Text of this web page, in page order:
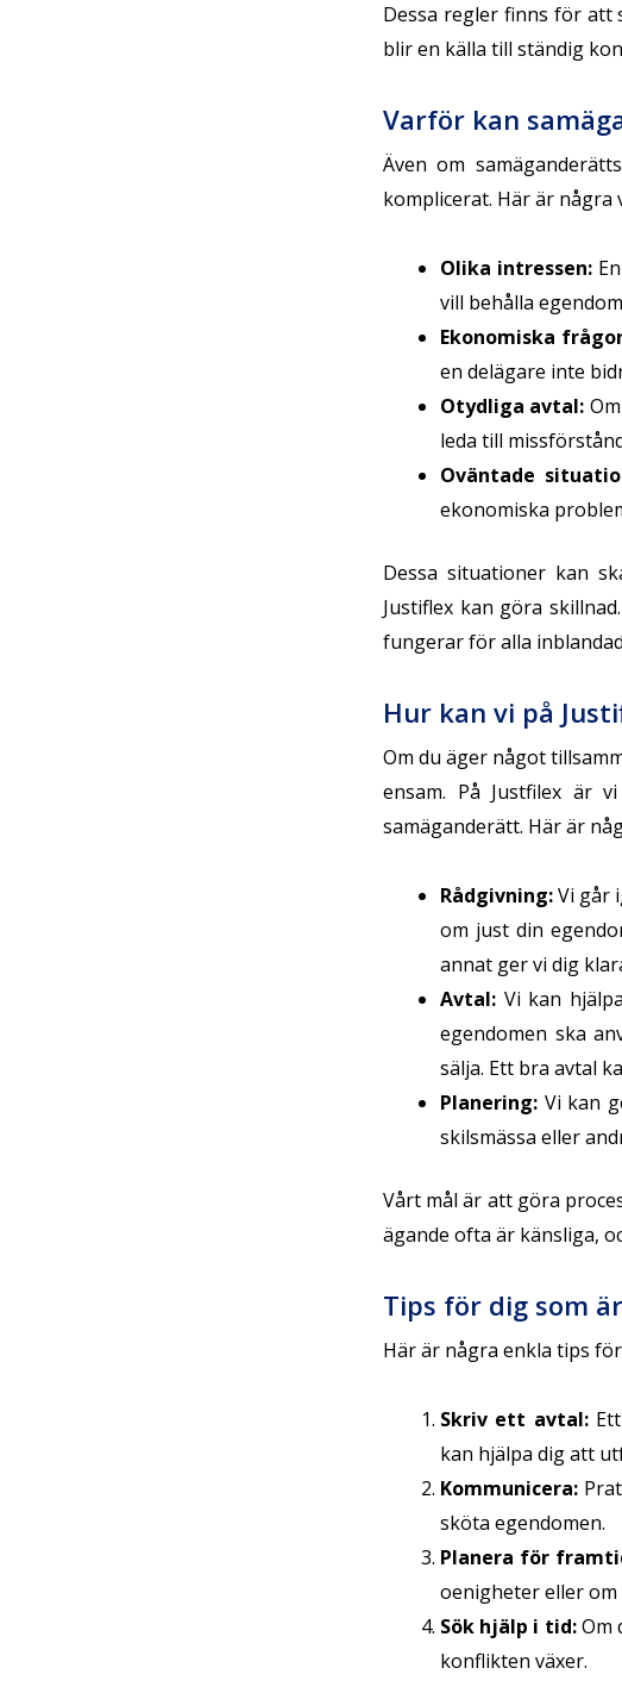
Dessa regler finns för att
blir en källa till ständig
Varför kan
Även om
komplicerat. Här är några
Olika intressen:
vill behålla
Ekonomiska
en delägare inte
Otydliga avtal:
leda till
Oväntade
ekonomiska
Dessa situationer kan
Justiflex kan göra
fungerar för alla
Hur kan vi på
Om du äger något
ensam. På Justfilex är
samäganderätt. Här är
Rådgivning:Vi går
om just din
annat ger vi dig
Avtal: Vi kan
egendomen ska
sälja. Ett bra avtal
Planering: Vi kan
skilsmässa eller
Vårt mål är att göra
ägande ofta är känsliga,
Tips för dig som
Här är några enkla tips
Skriv ett avtal:Ett
kan hjälpa dig att
Kommunicera:
sköta egendomen.
Planera för
oenigheter eller
Sök hjälp i tid:Om
konflikten växer.